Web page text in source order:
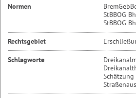
Normen
StBBOG
StBBOG
Rechtsgebiet
Schlagworte
Schätzung